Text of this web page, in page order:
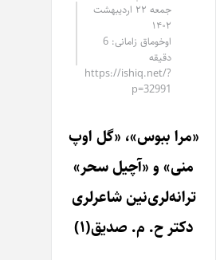
جمعه ۲۲ اردیبهشت
۱۴۰۲
اوخوماق زامانی: 6
دقیقه
https://ishiq.net/?
p=32991
«مرا ببوس»، «گل اوپ
منی» و «آچیل سحر»
ترانه‌لری‌نین شاعرلری
دکتر ح. م. صدیق(۱)